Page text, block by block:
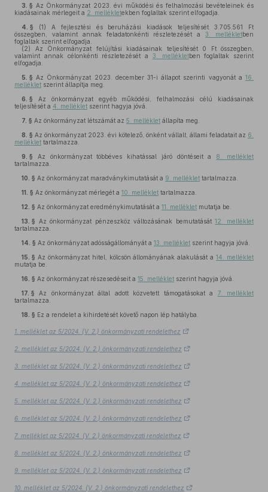
3. § Az Önkormányzat 2023. évi működési és felhalmozási bevételeinek és
kiadásainak mérlegeit a 2. mellékletekben foglaltak szerint elfogadja.
4. § (1) A fejlesztési és beruházási kiadások teljesítését 3.705.561 Ft
összegben, valamint annak feladatonkénti részletezését a3. mellékletben
foglaltak szerint elfogadja.
(2) Az Önkormányzat felújítási kiadásainak teljesítését 0 Ft összegben,
valamint annak célonkénti részletezését a 3. mellékletben foglaltak szerint
elfogadja.
5. § Az Önkormányzat 2023. december 31-i állapot szerinti vagyonát a 16.
melléklet szerint állapítja meg.
6. § Az önkormányzat egyéb működési, felhalmozási célú kiadásainak
teljesítését a 4. melléklet szerint hagyja jóvá.
7. § Az önkormányzat létszámát az 5. melléklet állapíta meg.
8. § Az önkormányzat 2023. évi kötelező, önként vállalt, állami feladatait az 6.
melléklet tartalmazza.
9. § Az önkormányzat többéves kihatással járó döntéseit a 8. melléklet
tartalmazza.
10. § Az önkormányzat maradványkimutatását a 9. melléklet tartalmazza.
11. § Az önkormányzat mérlegét a 10. melléklet tartalmazza.
12. § Az önkormányzat eredménykimutatását a 11. melléklet mutatja be.
13. § Az önkormányzat pénzeszköz változásának bemutatását12. melléklet
tartalmazza.
14. § Az önkormányzat adósságállományát a 13. melléklet szerint hagyja jóvá.
15. § Az önkormányzat hitel, kölcsön állományának alakulását a14. melléklet
mutatja be.
16. § Az önkormányzat részesedéseit a 15. melléklet szerint hagyja jóvá.
17. § Az önkormányzat által adott közvetett támogatásokat a 7. melléklet
tartalmazza.
18. § Ez a rendelet a kihirdetését követő napon lép hatályba.
1. melléklet az 5/2024. (V. 2.) önkormányzati rendelethez
2. melléklet az 5/2024. (V. 2.) önkormányzati rendelethez
3. melléklet az 5/2024. (V. 2.) önkormányzati rendelethez
4. melléklet az 5/2024. (V. 2.) önkormányzati rendelethez
5. melléklet az 5/2024. (V. 2.) önkormányzati rendelethez
6. melléklet az 5/2024. (V. 2.) önkormányzati rendelethez
7. melléklet az 5/2024. (V. 2.) önkormányzati rendelethez
8. melléklet az 5/2024. (V. 2.) önkormányzati rendelethez
9. melléklet az 5/2024. (V. 2.) önkormányzati rendelethez
10. melléklet az 5/2024. (V. 2.) önkormányzati rendelethez